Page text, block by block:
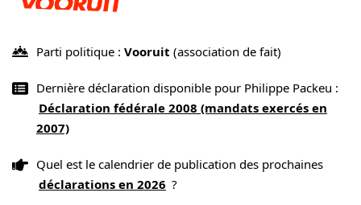
Parti politique : Vooruit (association de fait)
Dernière déclaration disponible pour Philippe Packeu :
Déclaration fédérale 2008 (mandats exercés en
2007)
Quel est le calendrier de publication des prochaines
déclarations en 2026 ?